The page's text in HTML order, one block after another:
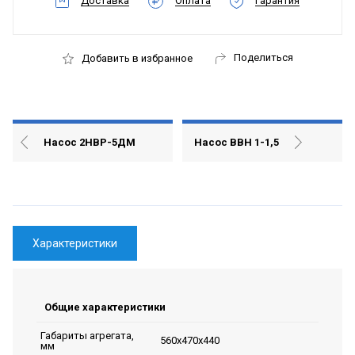
Добавить в избранное Поделиться
Насос 2НВР-5ДМ Насос ВВН 1-1,5
Характеристики
Общие характеристики
Габариты агрегата,
мм
560х470х440